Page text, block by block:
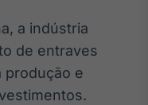
a indústria
de entraves
produção e